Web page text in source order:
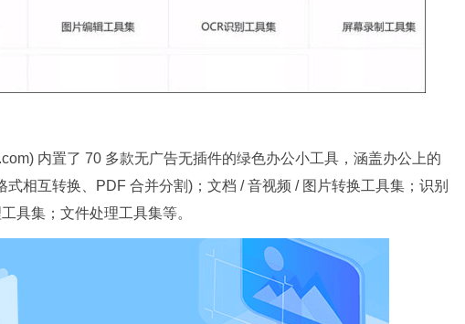
内置了 70 多款无广告无插件的绿色办公小工具，涵盖办公上的
相互转换、PDF 合并分割)；文档 / 音视频 / 图片转换工具集；识别
具集；文件处理工具集等。